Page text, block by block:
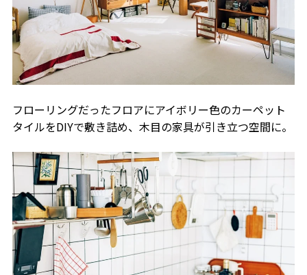
フローリングだったフロアにアイボリー色のカーペット
タイルをDIYで敷き詰め、木目の家具が引き立つ空間に。